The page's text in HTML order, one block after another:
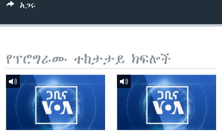
አጋሩ
የፕሮግራሙ ተከታታይ ክፍሎች